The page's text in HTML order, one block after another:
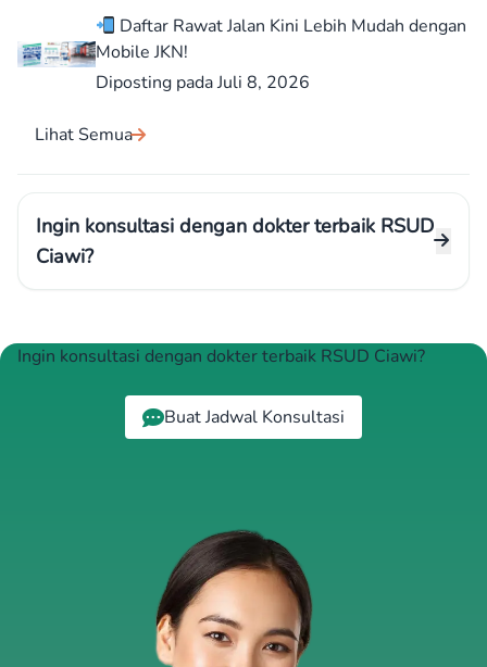
Daftar Rawat Jalan Kini Lebih Mudah dengan
Mobile JKN!
Diposting pada Juli 8, 2026
Lihat Semua
Ingin konsultasi dengan dokter terbaik RSUD
Ciawi?
Ingin konsultasi dengan dokter terbaik RSUD Ciawi?
Buat Jadwal Konsultasi